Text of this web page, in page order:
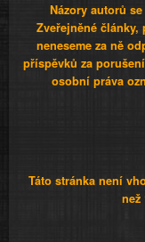
Názory autorů
Zveřejněné články,
neneseme za ně
příspěvků za
osobní práva
Táto stránka není
než